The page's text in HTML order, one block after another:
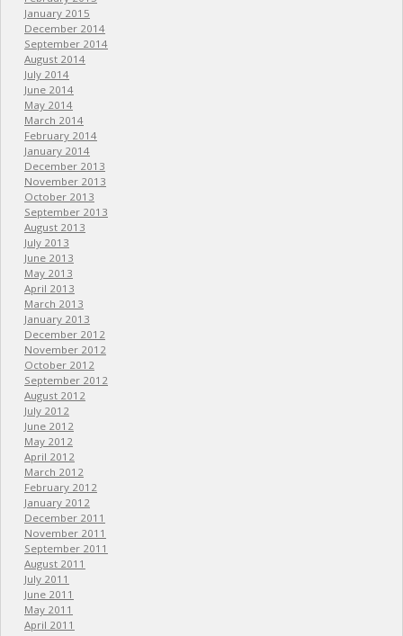
January 2015
December 2014
September 2014
August 2014
July 2014
June 2014
May 2014
March 2014
February 2014
January 2014
December 2013
November 2013
October 2013
September 2013
August 2013
July 2013
June 2013
May 2013
April 2013
March 2013
January 2013
December 2012
November 2012
October 2012
September 2012
August 2012
July 2012
June 2012
May 2012
April 2012
March 2012
February 2012
January 2012
December 2011
November 2011
September 2011
August 2011
July 2011
June 2011
May 2011
April 2011